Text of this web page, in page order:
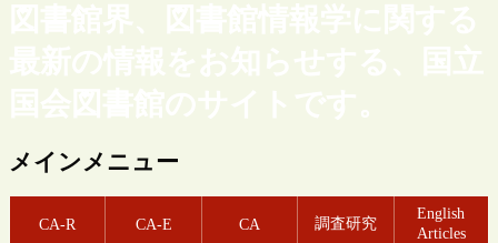
図書館界、図書館情報学に関する
最新の情報をお知らせする、国立
国会図書館のサイトです。
メインメニュー
CA-R CA-E CA 調査研究
English
Articles